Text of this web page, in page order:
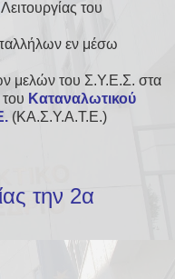
του
εν μέσω
μελών του Σ.Υ.Ε.Σ. στα
Καταναλωτικού
(ΚΑ.Σ.Υ.Α.Τ.Ε.)
την 2α